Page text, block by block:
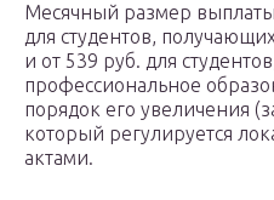
Месячный размер выплаты
для студентов,
и от 539 руб. для
профессиональное
порядок его увеличения
который регулируется
актами.